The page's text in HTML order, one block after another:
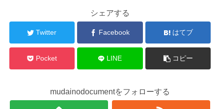
シェアする
Twitter Facebook はてブ
Pocket LINE コピー
mudainodocumentをフォローする